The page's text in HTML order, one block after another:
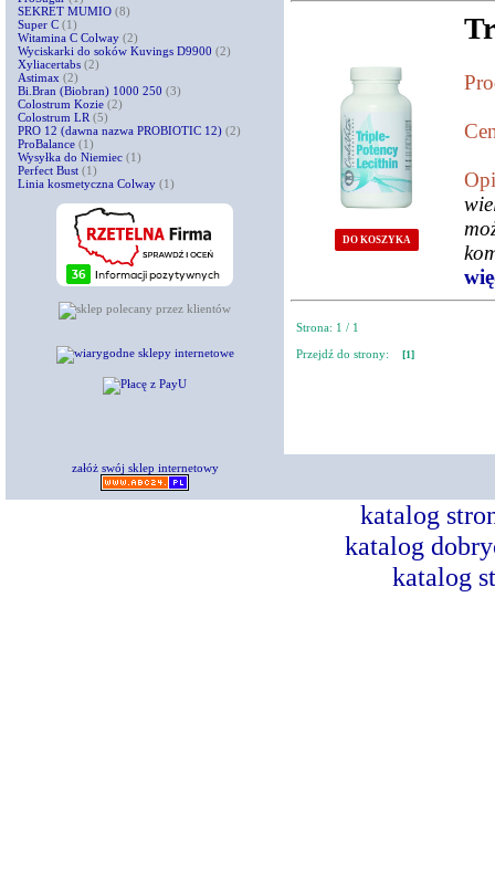
SEKRET MUMIO (8)
Super C (1)
Witamina C Colway (2)
Wyciskarki do soków Kuvings D9900 (2)
Xyliacertabs (2)
Astimax (2)
Bi.Bran (Biobran) 1000 250 (3)
Colostrum Kozie (2)
Colostrum LR (5)
PRO 12 (dawna nazwa PROBIOTIC 12) (2)
ProBalance (1)
Wysyłka do Niemiec (1)
Perfect Bust (1)
Linia kosmetyczna Colway (1)
DO KOSZYKA
Strona: 1 / 1
Przejdź do strony:
[1]
załóż swój sklep internetowy
katalog
katalog
katalog